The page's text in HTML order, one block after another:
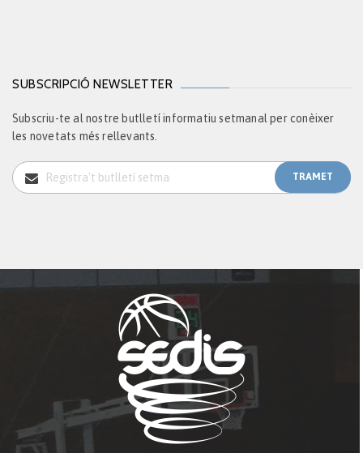
SUBSCRIPCIÓ NEWSLETTER
Subscriu-te al nostre butlletí informatiu setmanal per conèixer
les novetats més rellevants.